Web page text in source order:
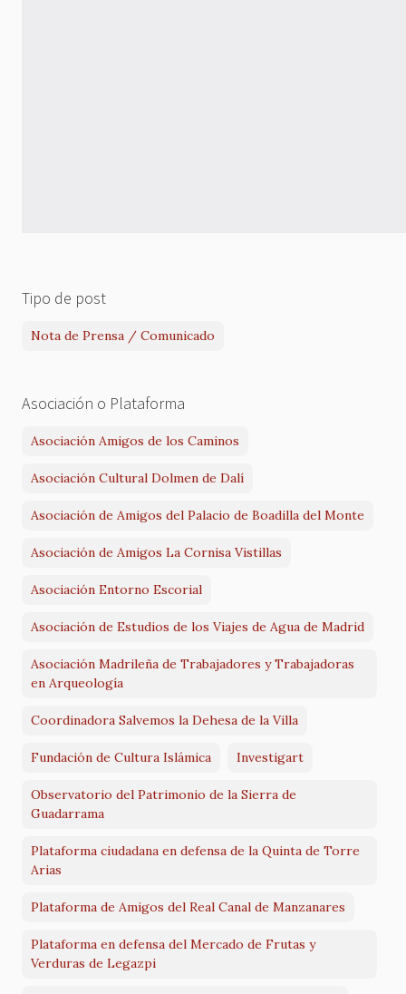
Tipo de post
Nota de Prensa / Comunicado
Asociación o Plataforma
Asociación Amigos de los Caminos
Asociación Cultural Dolmen de Dalí
Asociación de Amigos del Palacio de Boadilla del Monte
Asociación de Amigos La Cornisa Vistillas
Asociación Entorno Escorial
Asociación de Estudios de los Viajes de Agua de Madrid
Asociación Madrileña de Trabajadores y Trabajadoras
en Arqueología
Coordinadora Salvemos la Dehesa de la Villa
Fundación de Cultura Islámica Investigart
Observatorio del Patrimonio de la Sierra de
Guadarrama
Plataforma ciudadana en defensa de la Quinta de Torre
Arias
Plataforma de Amigos del Real Canal de Manzanares
Plataforma en defensa del Mercado de Frutas y
Verduras de Legazpi